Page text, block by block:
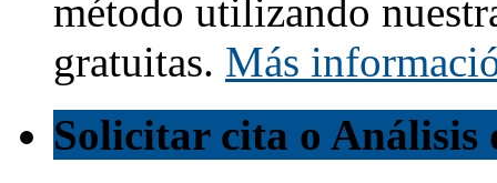
método utilizando
gratuitas. Más
Solicitar cita o Análisis